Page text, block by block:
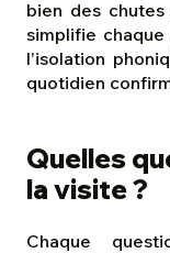
bien des chutes
simplifie
l’isolation
quotidien
Quelles
la visite ?
Chaque